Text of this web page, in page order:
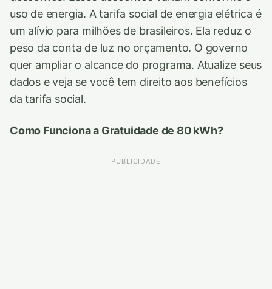
uso de energia. A tarifa social de energia elétrica é
um alívio para milhões de brasileiros. Ela reduz o
peso da conta de luz no orçamento. O governo
quer ampliar o alcance do programa. Atualize seus
dados e veja se você tem direito aos benefícios
da tarifa social.
Como Funciona a Gratuidade de 80 kWh?
PUBLICIDADE